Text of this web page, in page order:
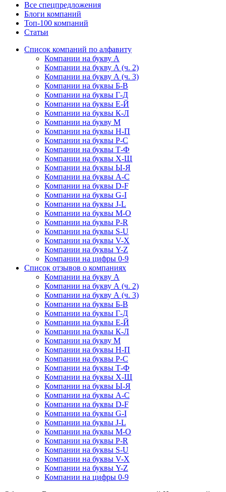
Все спецпредложения
Блоги компаний
Топ-100 компаний
Статьи
Список компаний по алфавиту
Компании на букву А
Компании на букву А (ч. 2)
Компании на букву А (ч. 3)
Компании на буквы Б-В
Компании на буквы Г-Д
Компании на буквы Е-Й
Компании на буквы К-Л
Компании на букву М
Компании на буквы Н-П
Компании на буквы Р-С
Компании на буквы Т-Ф
Компании на буквы Х-Щ
Компании на буквы Ы-Я
Компании на буквы A-C
Компании на буквы D-F
Компании на буквы G-I
Компании на буквы J-L
Компании на буквы M-O
Компании на буквы P-R
Компании на буквы S-U
Компании на буквы V-X
Компании на буквы Y-Z
Компании на цифры 0-9
Список отзывов о компаниях
Компании на букву А
Компании на букву А (ч. 2)
Компании на букву А (ч. 3)
Компании на буквы Б-В
Компании на буквы Г-Д
Компании на буквы Е-Й
Компании на буквы К-Л
Компании на букву М
Компании на буквы Н-П
Компании на буквы Р-С
Компании на буквы Т-Ф
Компании на буквы Х-Щ
Компании на буквы Ы-Я
Компании на буквы A-C
Компании на буквы D-F
Компании на буквы G-I
Компании на буквы J-L
Компании на буквы M-O
Компании на буквы P-R
Компании на буквы S-U
Компании на буквы V-X
Компании на буквы Y-Z
Компании на цифры 0-9